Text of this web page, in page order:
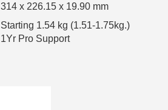
314 x 226.15 x 19.90 mm
Starting 1.54 kg (1.51-1.75kg.)
1Yr Pro Support